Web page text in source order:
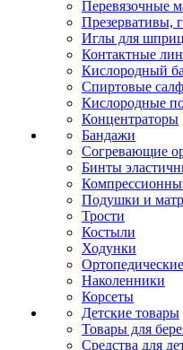
Перевязочные
Презервативы,
Иглы для
Контактные
Кислородный
Спиртовые
Кислородные
Концентраторы
Бандажи
Согревающие
Бинты
Подушки и
Трости
Костыли
Ходунки
Наколенники
Корсеты
Детские товары
Товары для
Средства для